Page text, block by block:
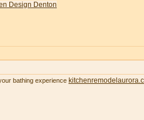
Design Denton
bathing experience